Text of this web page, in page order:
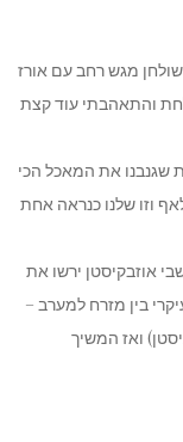
מגש רחב עם אורז
והתאהבתי עוד קצת
שגנבנו את המאכל הכי
וזו שלנו כנראה אחת
אוזבקיסטן ירשו את
בין מזרח למערב –
ואז המשיך